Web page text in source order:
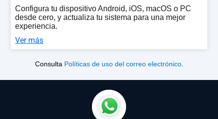
Configura tu dispositivo Android, iOS, macOS o PC
desde cero, y actualiza tu sistema para una mejor
experiencia.
Ver más
Consulta Políticas de uso del correo electrónico.